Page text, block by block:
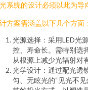
系统的设计必须以此为导
方案需涵盖以下几个方面：
光源选择：采用LED光
控、寿命长。需特别选
从根源上减少光辐射对
光学设计：通过配光透
匀、无眩光的“见光不